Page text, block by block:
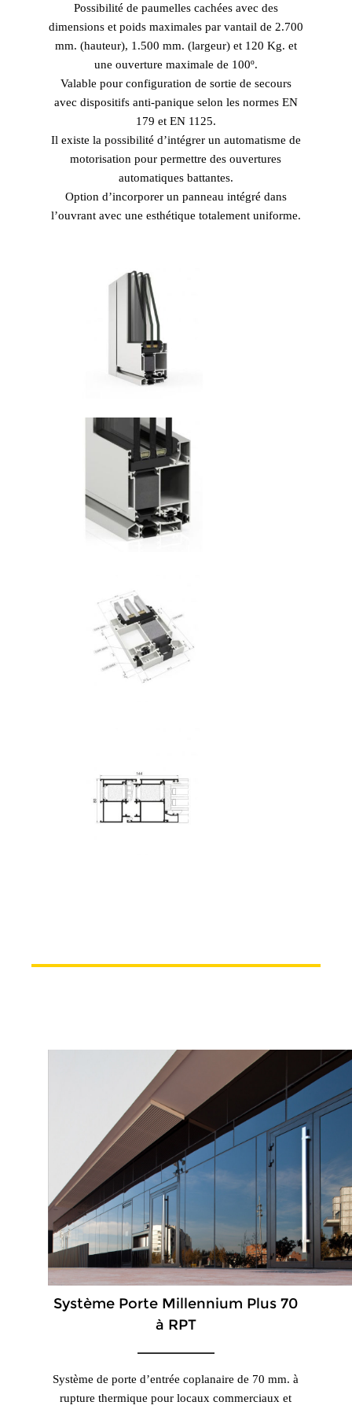
Possibilité de paumelles cachées avec des
dimensions et poids maximales par vantail de 2.700
mm. (hauteur), 1.500 mm. (largeur) et 120 Kg. et
une ouverture maximale de 100º.
Valable pour configuration de sortie de secours
avec dispositifs anti-panique selon les normes EN
179 et EN 1125.
Il existe la possibilité d’intégrer un automatisme de
motorisation pour permettre des ouvertures
automatiques battantes.
Option d’incorporer un panneau intégré dans
l’ouvrant avec une esthétique totalement uniforme.
Système Porte Millennium Plus 70
à RPT
Système de porte d’entrée coplanaire de 70 mm. à
rupture thermique pour locaux commerciaux et